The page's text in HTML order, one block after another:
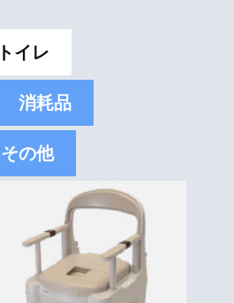
イレ
消耗品
その他